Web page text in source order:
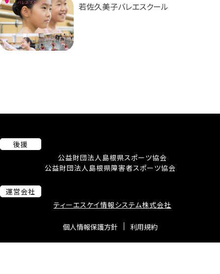
若佐久美子バレエスクール
後援
公益財団法人島根県スポーツ協会
公益財団法人島根県障害者スポーツ協会
運営会社
ティーエスケイ情報システム株式会社
個人情報保護方針 利用規約